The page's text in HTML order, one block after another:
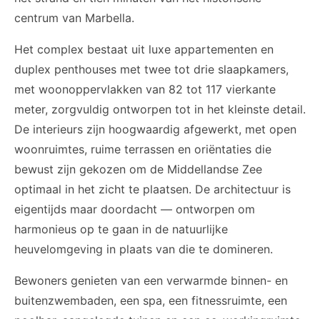
centrum van Marbella.
Het complex bestaat uit luxe appartementen en
duplex penthouses met twee tot drie slaapkamers,
met woonoppervlakken van 82 tot 117 vierkante
meter, zorgvuldig ontworpen tot in het kleinste detail.
De interieurs zijn hoogwaardig afgewerkt, met open
woonruimtes, ruime terrassen en oriëntaties die
bewust zijn gekozen om de Middellandse Zee
optimaal in het zicht te plaatsen. De architectuur is
eigentijds maar doordacht — ontworpen om
harmonieus op te gaan in de natuurlijke
heuvelomgeving in plaats van die te domineren.
Bewoners genieten van een verwarmde binnen- en
buitenzwembaden, een spa, een fitnessruimte, een